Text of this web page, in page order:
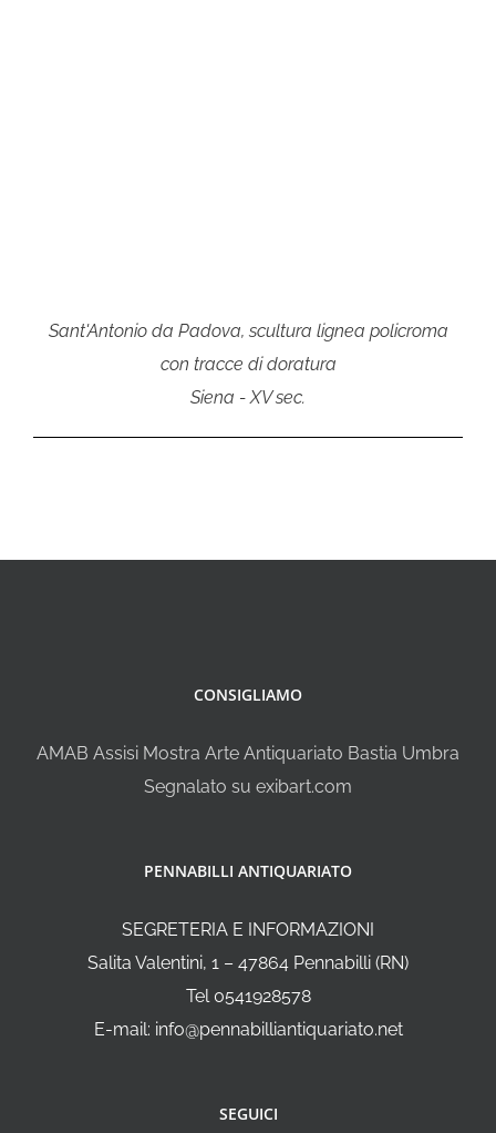
Sant'Antonio da Padova, scultura lignea policroma
con tracce di doratura
Siena - XV sec.
CONSIGLIAMO
AMAB Assisi Mostra Arte Antiquariato Bastia Umbra
Segnalato su exibart.com
PENNABILLI ANTIQUARIATO
SEGRETERIA E INFORMAZIONI
Salita Valentini, 1 – 47864 Pennabilli (RN)
Tel 0541928578
E-mail: info@pennabilliantiquariato.net
SEGUICI